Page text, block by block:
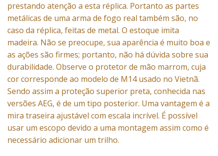
prestando atenção a esta réplica. Portanto as partes
metálicas de uma arma de fogo real também são, no
caso da réplica, feitas de metal. O estoque imita
madeira. Não se preocupe, sua aparência é muito boa e
as ações são firmes; portanto, não há dúvida sobre sua
durabilidade. Observe o protetor de mão marrom, cuja
cor corresponde ao modelo de M14 usado no Vietnã.
Sendo assim a proteção superior preta, conhecida nas
versões AEG, é de um tipo posterior. Uma vantagem é a
mira traseira ajustável com escala incrível. É possível
usar um escopo devido a uma montagem assim como é
necessário adicionar um trilho.